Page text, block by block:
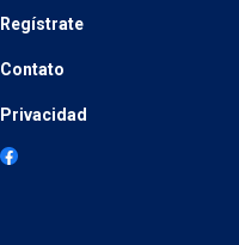
Regístrate
Contato
Privacidad